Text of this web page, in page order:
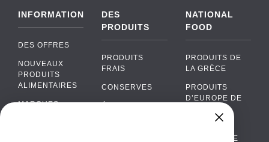
INFORMATION
DES OFFRES
NOUVEAUX
PRODUITS
ALIMENTAIRES
MARQUES
DES
PRODUITS
PRODUITS
FRAIS
CONSERVES
NATIONAL
FOOD
PRODUITS DE
LA GRÈCE
PRODUITS
D’EUROPE DE
PORTUGAISE